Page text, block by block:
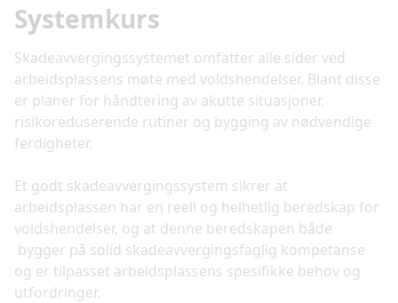
Systemkurs
Skadeavvergingssystemet omfatter alle sider ved
arbeidsplassens møte med voldshendelser. Blant disse
er planer for håndtering av akutte situasjoner,
risikoreduserende rutiner og bygging av nødvendige
ferdigheter.
Et godt skadeavvergingssystem sikrer at
arbeidsplassen har en reell og helhetlig beredskap for
voldshendelser, og at denne beredskapen både
bygger på solid skadeavvergingsfaglig kompetanse
og er tilpasset arbeidsplassens spesifikke behov og
utfordringer.